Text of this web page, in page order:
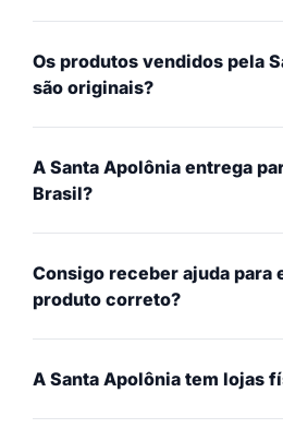
Os produtos vendidos pela
são originais?
A Santa Apolônia entrega
Brasil?
Consigo receber ajuda para
produto correto?
A Santa Apolônia tem lojas